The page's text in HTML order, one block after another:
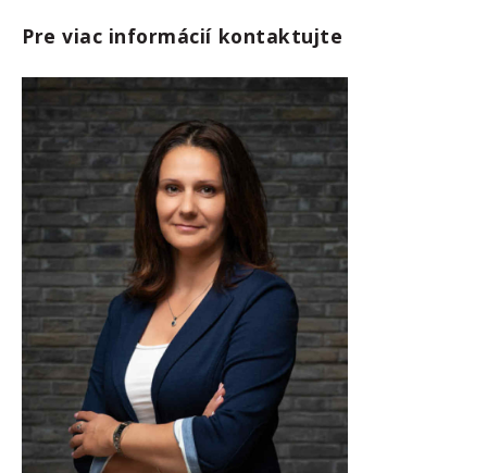
Pre viac informácií kontaktujte